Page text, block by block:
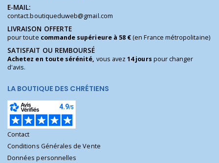
E-MAIL:
contact.boutiqueduweb@gmail.com
LIVRAISON OFFERTE
pour toute commande supérieure à 58 €(en France métropolitaine)
SATISFAIT OU REMBOURSÉ
Achetez en toute sérénité, vous avez14 jours pour changer
d'avis.
LA BOUTIQUE DES CHRÉTIENS
Contact
Conditions Générales de Vente
Données personnelles